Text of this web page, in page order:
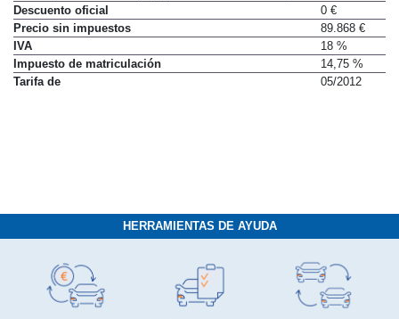
Descuento oficial
0 €
Precio sin impuestos
89.868 €
IVA
18 %
Impuesto de matriculación
14,75 %
Tarifa de
05/2012
HERRAMIENTAS DE AYUDA